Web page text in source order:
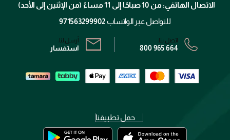
الشروط و الأحكام
سياسة الخصوصية
الاتصال الهاتفي: من 10 صباحًا إلى 11 مساءً (من الإثنين إلى الأحد)
للتواصل عبر الواتساب 971563299902
اتصل بنا:
800 965 664
أرسل لنا:
استفسار
حمل تطبيقنا